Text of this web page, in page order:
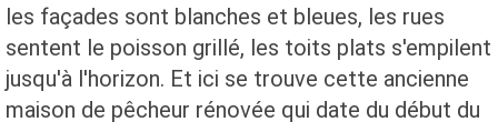
les façades sont blanches et bleues, les rues
sentent le poisson grillé, les toits plats s'empilent
jusqu'à l'horizon. Et ici se trouve cette ancienne
maison de pêcheur rénovée qui date du début du